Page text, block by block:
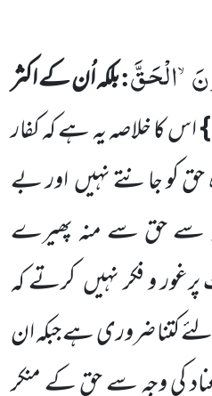
الْحَقَّ:بلکہ اُن کے اکثر
اس کا خلاصہ یہ ہے کہ کفار
حق کو جانتے نہیںاور بے
سے حق سے منہ پھیرے
و فکر نہیںکرتے کہ
لئے کتنا ضروری ہے جبکہ ان
کی وجہ سے حق کے منکر